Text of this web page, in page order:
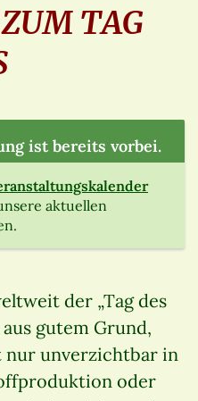
TAG
ist bereits vorbei.
aktuellen
der „Tag des
gutem Grund,
nur unverzichtbar in
oder